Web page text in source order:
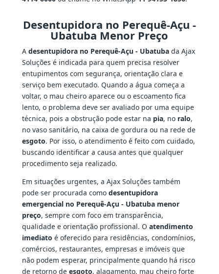
Desentupidora no Perequê-Açu -
Ubatuba Menor Preço
A desentupidora no Perequê-Açu - Ubatubada Ajax
Soluções é indicada para quem precisa resolver
entupimentos com segurança, orientação clara e
serviço bem executado. Quando a água começa a
voltar, o mau cheiro aparece ou o escoamento fica
lento, o problema deve ser avaliado por uma equipe
técnica, pois a obstrução pode estar na pia, no ralo,
no vaso sanitário, na caixa de gordura ou na rede de
esgoto. Por isso, o atendimento é feito com cuidado,
buscando identificar a causa antes que qualquer
procedimento seja realizado.
Em situações urgentes, a Ajax Soluções também
pode ser procurada como desentupidora
emergencial no Perequê-Açu - Ubatuba menor
preço, sempre com foco em transparência,
qualidade e orientação profissional. O atendimento
imediato é oferecido para residências, condomínios,
comércios, restaurantes, empresas e imóveis que
não podem esperar, principalmente quando há risco
de retorno de esgoto, alagamento, mau cheiro forte